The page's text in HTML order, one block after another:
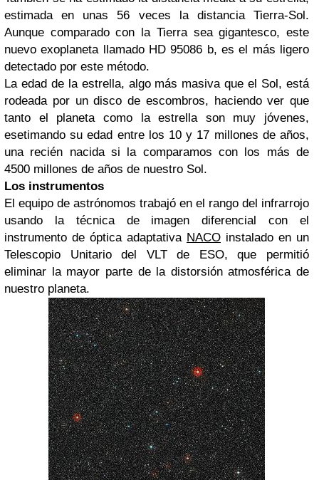
estimada en unas 56 veces la distancia Tierra-Sol.
Aunque comparado con la Tierra sea gigantesco, este
nuevo exoplaneta llamado HD 95086 b, es el más ligero
detectado por este método.
La edad de la estrella, algo más masiva que el Sol, está
rodeada por un disco de escombros, haciendo ver que
tanto el planeta como la estrella son muy jóvenes,
esetimando su edad entre los 10 y 17 millones de años,
una recién nacida si la comparamos con los más de
4500 millones de años de nuestro Sol.
Los instrumentos
El equipo de astrónomos trabajó en el rango del infrarrojo
usando la técnica de imagen diferencial con el
instrumento de óptica adaptativa NACO instalado en un
Telescopio Unitario del VLT de ESO, que permitió
eliminar la mayor parte de la distorsión atmosférica de
nuestro planeta.